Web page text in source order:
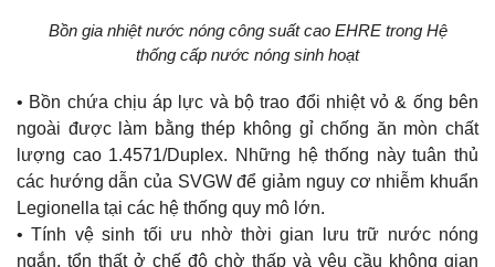
Bồn gia nhiệt nước nóng công suất cao EHRE trong Hệ
thống cấp nước nóng sinh hoạt
• Bồn chứa chịu áp lực và bộ trao đổi nhiệt vỏ & ống bên
ngoài được làm bằng thép không gỉ chống ăn mòn chất
lượng cao 1.4571/Duplex. Những hệ thống này tuân thủ
các hướng dẫn của SVGW để giảm nguy cơ nhiễm khuẩn
Legionella tại các hệ thống quy mô lớn.
• Tính vệ sinh tối ưu nhờ thời gian lưu trữ nước nóng
ngắn, tổn thất ở chế độ chờ thấp và yêu cầu không gian